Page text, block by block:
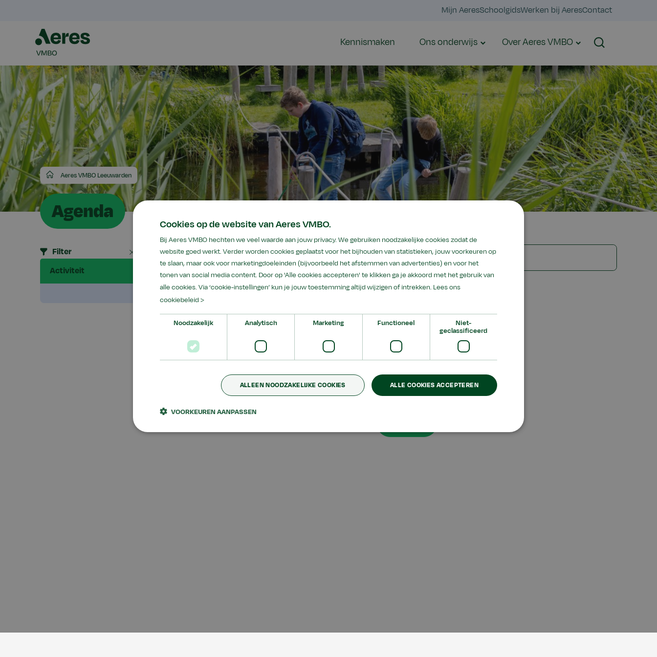
Mijn AeresSchoolgidsWerken bij AeresContact
Kennismaken Ons onderwijs Over Aeres VMBO Zoeken
Aeres
VMBO
Aeres VMBO Leeuwarden
Agenda
Filter Alles wissen
Activiteit
Zoek
op
trefwoord
Zoeken
0 Agenda
Geen resultaten
Geen resultaten gevonden
Cookies op de website van Aeres VMBO.
Bij Aeres VMBO hechten we veel waarde aan jouw privacy. We gebruiken noodzakelijke cookies zodat de
website goed werkt. Verder worden cookies geplaatst voor het bijhouden van statistieken, jouw voorkeuren op
te slaan, maar ook voor marketingdoeleinden (bijvoorbeeld het afstemmen van advertenties) en voor het
tonen van social media content. Door op 'Alle cookies accepteren' te klikken ga je akkoord met het gebruik van
alle cookies. Via ‘cookie-instellingen’ kun je jouw toestemming altijd wijzigen of intrekken. Lees ons
cookiebeleid >
Noodzakelijk Analytisch Marketing Functioneel
Niet-
geclassificeerd
ALLE COOKIES ACCEPTEREN
ALLEEN NOODZAKELIJKE COOKIES
VOORKEUREN AANPASSEN